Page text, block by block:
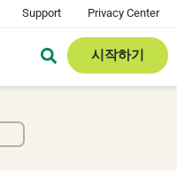
Support Privacy Center
시작하기